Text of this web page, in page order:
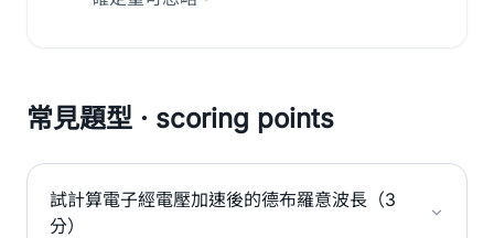
常見題型 · scoring points
試計算電子經電壓加速後的德布羅意波長（3
分）